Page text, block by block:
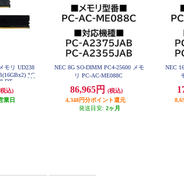
モリ UD238
AG
DT
込)
業日
NEC 8G SO-DIMM PC4-25600 メモ
リ PC-AC-ME088C
86,965円
(税込)
4,348円分ポイント還元
発送目安: 2ヶ月
NEC